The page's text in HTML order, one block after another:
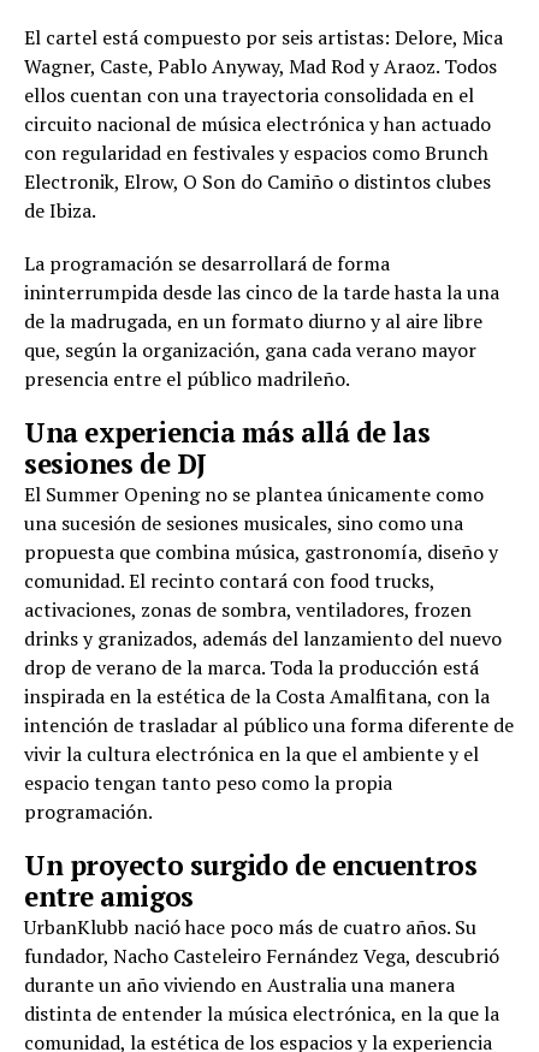
El cartel está compuesto por seis artistas: Delore, Mica
Wagner, Caste, Pablo Anyway, Mad Rod y Araoz. Todos
ellos cuentan con una trayectoria consolidada en el
circuito nacional de música electrónica y han actuado
con regularidad en festivales y espacios como Brunch
Electronik, Elrow, O Son do Camiño o distintos clubes
de Ibiza.
La programación se desarrollará de forma
ininterrumpida desde las cinco de la tarde hasta la una
de la madrugada, en un formato diurno y al aire libre
que, según la organización, gana cada verano mayor
presencia entre el público madrileño.
Una experiencia más allá de las
sesiones de DJ
El Summer Opening no se plantea únicamente como
una sucesión de sesiones musicales, sino como una
propuesta que combina música, gastronomía, diseño y
comunidad. El recinto contará con food trucks,
activaciones, zonas de sombra, ventiladores, frozen
drinks y granizados, además del lanzamiento del nuevo
drop de verano de la marca. Toda la producción está
inspirada en la estética de la Costa Amalfitana, con la
intención de trasladar al público una forma diferente de
vivir la cultura electrónica en la que el ambiente y el
espacio tengan tanto peso como la propia
programación.
Un proyecto surgido de encuentros
entre amigos
UrbanKlubb nació hace poco más de cuatro años. Su
fundador, Nacho Casteleiro Fernández Vega, descubrió
durante un año viviendo en Australia una manera
distinta de entender la música electrónica, en la que la
comunidad, la estética de los espacios y la experiencia